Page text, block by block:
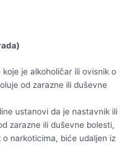
je alkoholičar ili ovisnik o
od zarazne ili duševne
ustanovi da je nastavnik ili
zarazne ili duševne bolesti,
narkoticima, biće udaljen iz